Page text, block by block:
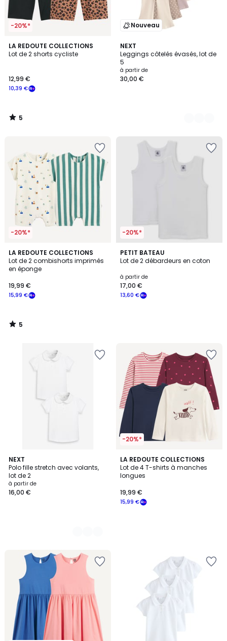
-20%*
LA REDOUTE COLLECTIONS
Lot de 2 shorts cycliste
10,39 €
12,99 €
5
/
5
/
Nouveau
NEXT
Leggings côtelés évasés, lot de
5
à partir de
30,00 €
2
Couleurs
-20%*
LA REDOUTE COLLECTIONS
Lot de 2 combishorts imprimés
en éponge
15,99 €
19,99 €
5
/
5
5
/
-20%*
PETIT BATEAU
Lot de 2 débardeurs en coton
à partir de
13,60 €
17,00 €
NEXT
Polo fille stretch avec volants,
lot de 2
à partir de
16,00 €
5
Couleurs
-20%*
LA REDOUTE COLLECTIONS
Lot de 4 T-shirts à manches
longues
15,99 €
19,99 €